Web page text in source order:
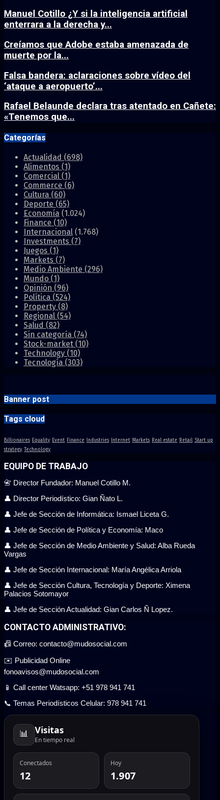
Manuel Cotillo ¿Y si la inteligencia artificial
enterrara a la derecha y...
Creíamos que Adobe estaba amenazada de
muerte por la...
Falsa bandera: aclaraciones sobre vídeo del
‘ataque a aeropuerto’...
Rafael Belaunde declara tras atentado en Cañete:
«Tenemos que...
Categorías
Actualidad (698)
Alimentos (1)
Comercial (1)
Commerce (6)
Cultura (60)
Deporte (65)
Economía (1.024)
Finance (10)
Internacional (1.768)
Investments (7)
Juegos (1)
Markets (7)
Medio Ambiente (296)
Mundo (1)
Opinión (96)
Política (524)
Property (8)
Regional (54)
Salud (82)
Sin categoría (74)
Stock-market (10)
Technology (10)
Tecnología (303)
Banner post
Tags cloud
Billionaires Equality Event Finance Industries Internet Markets Real estate Retail Start up
strategy Technology
EQUIPO DE TRABAJO
📇 Director Fundador: Manuel Cotillo M.
👤 Director Periodístico: Gian Ñato L.
👤 Jefe de Sección de Informática: Ismael Liceta G.
👤 Jefe de Sección de Política y Economía: Maco
👤 Jefe de Sección de Medio Ambiente y Salud: Alba Rueda
Vargas
👤 Jefe de Sección Internacional: María Angélica Arriola
👤 Jefe de Sección Cultura, Tecnología y Deporte: Ximena
Palacios Sotomayor
👤 Jefe de Sección Actualidad: Gian Carlos Ñ Lopez.
CONTACTO ADMINISTRATIVO:
📠 Correo: contacto@mudosocial.com
✉️ Publicidad Online
fonoavisos@mudosocial.com
📱 Call center Watsapp: +51 978 941 741
📞 Temas Periodísticos Celular: 978 941 741
📊 Visitas
En tiempo real
Conectados
12
Hoy
1.907